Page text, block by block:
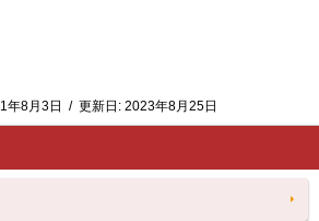
年8月3日 / 更新日: 2023年8月25日